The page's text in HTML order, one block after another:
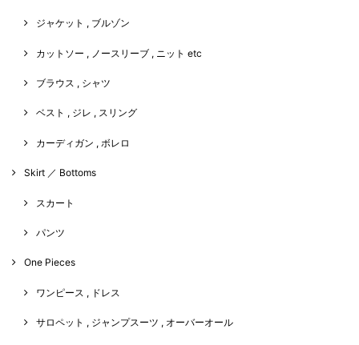
ジャケット , ブルゾン
カットソー , ノースリーブ , ニット etc
ブラウス , シャツ
ベスト , ジレ , スリング
カーディガン , ボレロ
Skirt ／ Bottoms
スカート
パンツ
One Pieces
ワンピース , ドレス
サロペット , ジャンプスーツ , オーバーオール